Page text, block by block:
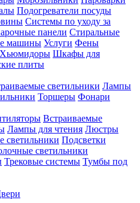
Подогреватели посуды
Системы по уходу за
панели Стиральные
машины Услуги Фены
Хьюмидоры Шкафы для
плиты
светильники Лампы
Торшеры Фонари
Встраиваемые
Лампы для чтения Люстры
светильники Подсветки
светильники
Трековые системы Тумбы под